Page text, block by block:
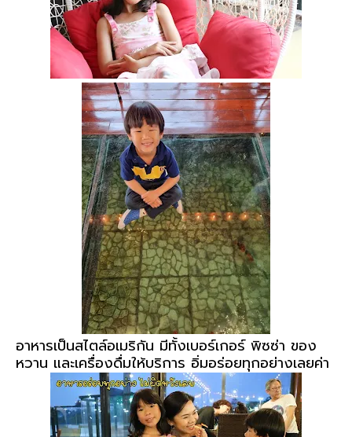
อาหารเป็นสไตล์อเมริกัน มีทั้งเบอร์เกอร์ พิซซ่า ของ
หวาน และเครื่องดื่มให้บริการ อิ่มอร่อยทุกอย่างเลยค่า